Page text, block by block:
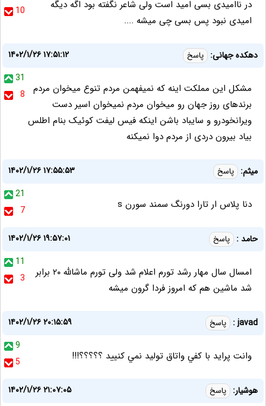
10
در ناامیدی بسی امید است ولی شاعر نگفته بود اگه دیگه
امیدی نبود پس بسی چی میشه ....
دهکده جهانی: پاسخ
۱۴۰۲/۱/۲۶ ۱۷:۵۱:۱۲
31
8
مشکل این مملکت اینه که نمیفهمن مردم تنوع میخوان مردم
برندهای روز جهان رو میخوان مردم نمیخوان اسیر دست
ویرانخودرو و سایباد باشن اینکه فیس لیفت کوئیک بنام اطلس
بیاد بیرون دردی از مردم دوا نمیکنه
میثم: پاسخ
۱۴۰۲/۱/۲۶ ۱۷:۵۵:۵۳
21
7
دنا پلاس ار تارا دورنگ سمند سورن s
حامد : پاسخ
۱۴۰۲/۱/۲۶ ۱۹:۵۷:۰۱
11
3
امسال سال مهار رشد تورم اعلام شد ولی تورم ماشالله ۲۰ برابر
شد ماشین هم که امروز فردا گرون میشه
javad : پاسخ
۱۴۰۲/۱/۲۶ ۲۰:۱۵:۵۹
9
5
وانت پرايد با كفي واتاق توليد نمي كنييد ؟؟؟؟؟!!!
هوشیار: پاسخ
۱۴۰۲/۱/۲۶ ۲۱:۰۷:۰۵